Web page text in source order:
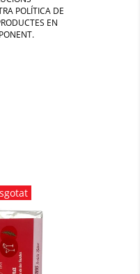
POLÍTICA DE
EN